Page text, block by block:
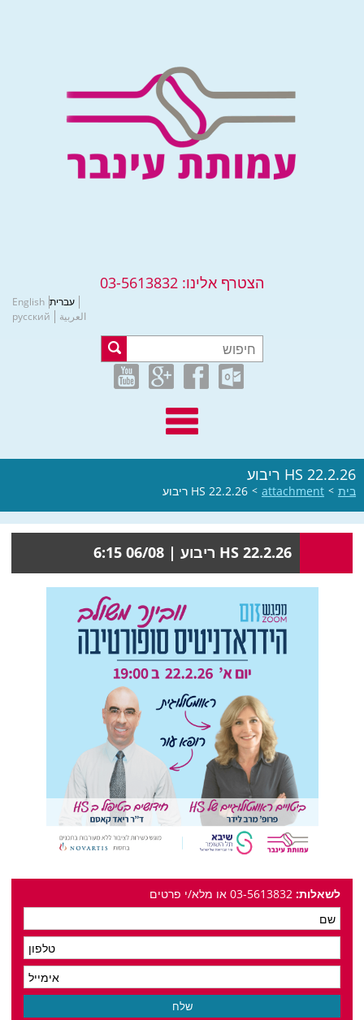
הצטרף אלינו: 03-5613832
עברית English
русский
العربية
HS 22.2.26 ריבוע
בית >
attachment
> HS 22.2.26 ריבוע
HS 22.2.26 ריבוע | 06/08 6:15
לשאלות: 03-5613832 או מלא/י פרטים